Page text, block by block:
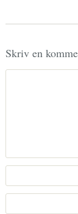
Skriv en